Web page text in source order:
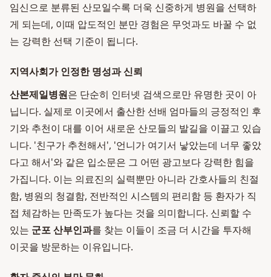
임신으로 분류된 산모일수록 더욱 신중하게 병원을 선택하
게 되는데, 이때 압도적인 분만 경험은 무엇과도 바꿀 수 없
는 강력한 선택 기준이 됩니다.
지역사회가 인정한 명성과 신뢰
산본제일병원은 단순히 인터넷 검색으로만 유명한 곳이 아
닙니다. 실제로 이곳에서 출산한 선배 엄마들의 긍정적인 후
기와 추천이 대를 이어 새로운 산모들의 발길을 이끌고 있습
니다. '친구가 추천해서', '언니가 여기서 낳았는데 너무 좋았
다고 해서'와 같은 입소문은 그 어떤 광고보다 강력한 힘을
가집니다. 이는 의료진의 실력뿐만 아니라 간호사들의 친절
함, 병원의 청결함, 전반적인 시스템의 편리함 등 환자가 직
접 체감하는 만족도가 높다는 것을 의미합니다. 신뢰할 수
있는 군포 산부인과를 찾는 이들이 조금 더 시간을 투자해
이곳을 방문하는 이유입니다.